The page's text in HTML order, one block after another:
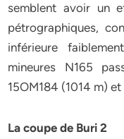
semblent avoir un
pétrographiques,
inférieure
mineures N165
15OM184 (1014 m)
La coupe de Buri 2